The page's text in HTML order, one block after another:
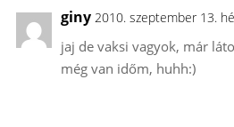
giny 2010. szeptember 13.
jaj de vaksi vagyok, már
még van időm, huhh:)